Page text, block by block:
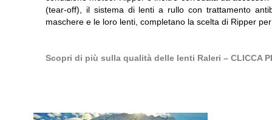
(tear-off), il sistema di lenti a rullo con trattamento
maschere e le loro lenti, completano la scelta di Ripper
Scopri di più sulla qualità delle lenti Raleri – CLICCA